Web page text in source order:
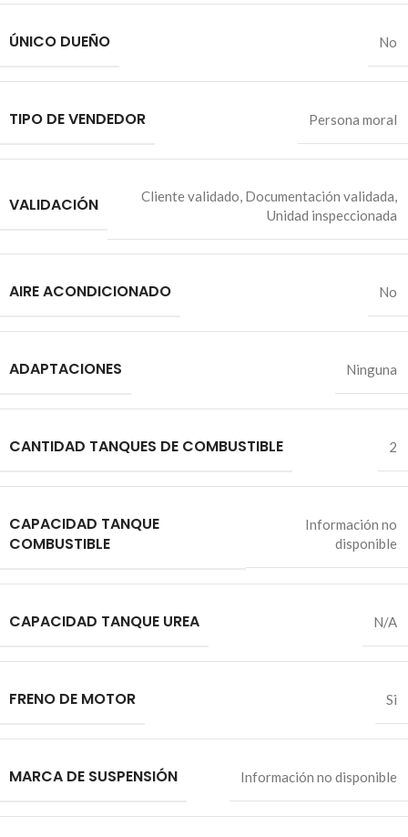
ÚNICO DUEÑO No
TIPO DE VENDEDOR Persona moral
VALIDACIÓN Cliente validado, Documentación validada,
Unidad inspeccionada
AIRE ACONDICIONADO No
ADAPTACIONES Ninguna
CANTIDAD TANQUES DE COMBUSTIBLE 2
CAPACIDAD TANQUE
COMBUSTIBLE
Información no
disponible
CAPACIDAD TANQUE UREA N/A
FRENO DE MOTOR Si
MARCA DE SUSPENSIÓN Información no disponible